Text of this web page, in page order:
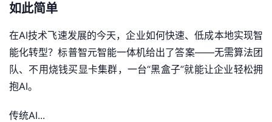
如此简单
在AI技术飞速发展的今天，企业如何快速、低成本地实现智
能化转型？标普智元智能一体机给出了答案——无需算法团
队、不用烧钱买显卡集群，一台“黑盒子”就能让企业轻松拥
抱AI。
传统AI...